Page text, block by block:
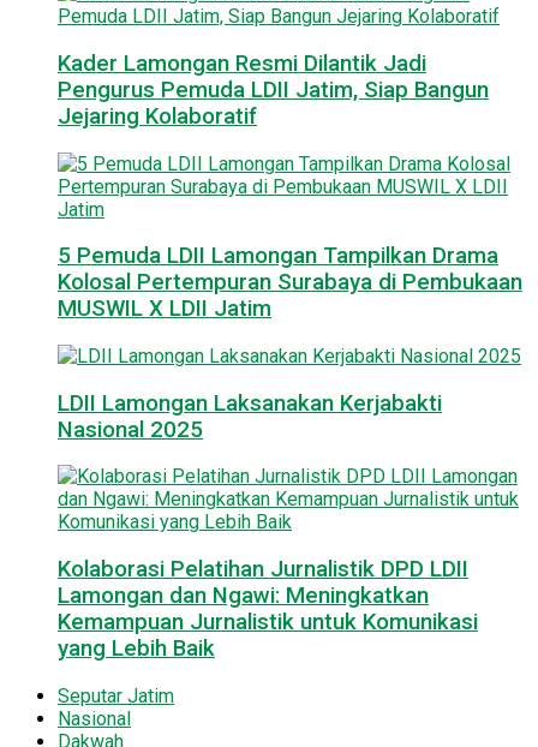
Kader Lamongan Resmi Dilantik Jadi
Pengurus Pemuda LDII Jatim, Siap Bangun
Jejaring Kolaboratif
5 Pemuda LDII Lamongan Tampilkan Drama
Kolosal Pertempuran Surabaya di Pembukaan
MUSWIL X LDII Jatim
LDII Lamongan Laksanakan Kerjabakti
Nasional 2025
Kolaborasi Pelatihan Jurnalistik DPD LDII
Lamongan dan Ngawi: Meningkatkan
Kemampuan Jurnalistik untuk Komunikasi
yang Lebih Baik
Seputar Jatim
Nasional
Dakwah